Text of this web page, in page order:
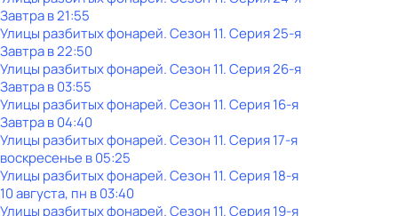
Завтра в 21:55
Улицы разбитых фонарей. Сезон 11. Серия 25-я
Завтра в 22:50
Улицы разбитых фонарей. Сезон 11. Серия 26-я
Завтра в 03:55
Улицы разбитых фонарей. Сезон 11. Серия 16-я
Завтра в 04:40
Улицы разбитых фонарей. Сезон 11. Серия 17-я
воскресенье в05:25
Улицы разбитых фонарей. Сезон 11. Серия 18-я
10 августа, пн в 03:40
Улицы разбитых фонарей. Сезон 11. Серия 19-я